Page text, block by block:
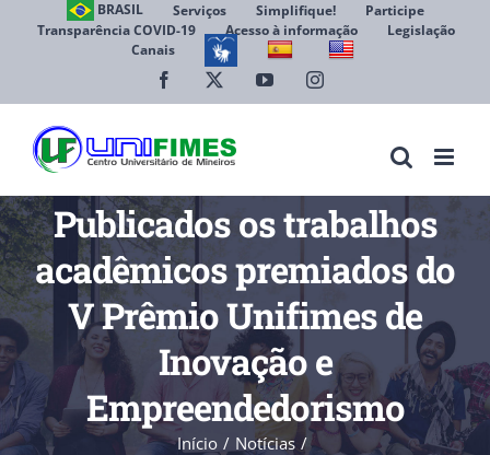
BRASIL Serviços Simplifique!
Participe
Transparência COVID-19
Acesso à informação
Legislação
Canais
Facebook YouTubeInstagram
Publicados os trabalhos
acadêmicos premiados do
V Prêmio Unifimes de
Inovação e
Empreendedorismo
Início
Notícias